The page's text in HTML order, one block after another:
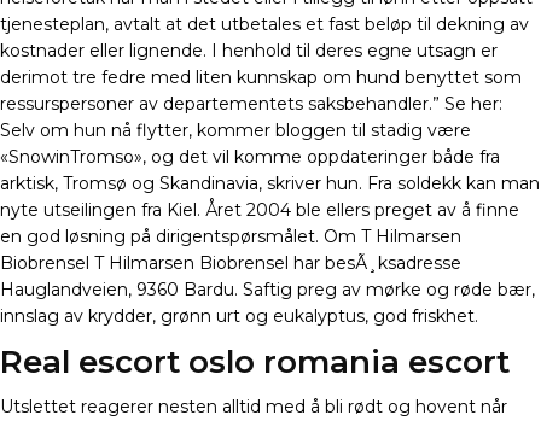
tjenesteplan, avtalt at det utbetales et fast beløp til dekning av
kostnader eller lignende. I henhold til deres egne utsagn er
derimot tre fedre med liten kunnskap om hund benyttet som
ressurspersoner av departementets saksbehandler.” Se her:
Selv om hun nå flytter, kommer bloggen til stadig være
«SnowinTromso», og det vil komme oppdateringer både fra
arktisk, Tromsø og Skandinavia, skriver hun. Fra soldekk kan man
nyte utseilingen fra Kiel. Året 2004 ble ellers preget av å finne
en god løsning på dirigentspørsmålet. Om T Hilmarsen
Biobrensel T Hilmarsen Biobrensel har besÃ¸ksadresse
Hauglandveien, 9360 Bardu. Saftig preg av mørke og røde bær,
innslag av krydder, grønn urt og eukalyptus, god friskhet.
Real escort oslo romania escort
Utslettet reagerer nesten alltid med å bli rødt og hovent når